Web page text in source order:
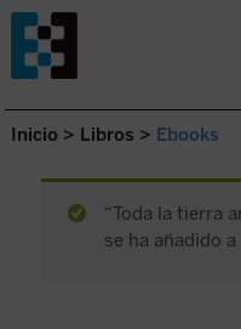
Saltar al contenido.
Inicio > Libros > Ebooks
“Toda la tierra
se ha añadido